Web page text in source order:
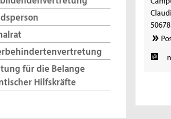
für die Belange
Hilfskräfte